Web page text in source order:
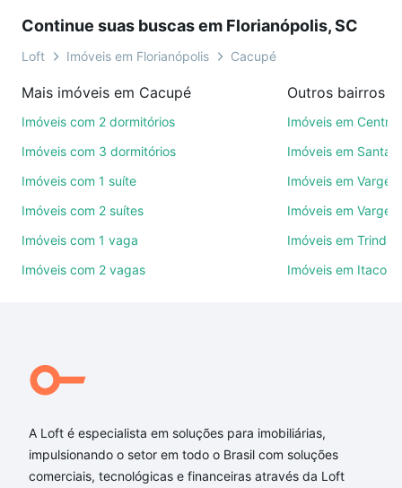
videochamada, é grátis, sem compromisso e você
ainda conta com mais de 46 mil corretores e
de imóveis.
ruas, bairros e até condomínios favoritos. Você
também pode usar os filtros como quantidade de
quartos, suítes, com ou sem vaga de garagem para
comodidades, como piscina, academia, salão de
Qual o preço de Imóveis com 2 vagas à venda em
Cacupé, Florianópolis, SC?
Aqui na Loft temos a oferta ideal para você, com
Imóveis com 2 vagas à venda em Cacupé,
Florianópolis, SC que custam a partir de R$ 0 e com
Continue suas buscas em Florianópolis, SC
Loft Imóveis em Florianópolis Cacupé
Mais imóveis em Cacupé
Imóveis com 2 dormitórios
Imóveis com 3 dormitórios
Imóveis com 1 suíte
Imóveis com 2 suítes
Imóveis com 1 vaga
Imóveis com 2 vagas
Imóveis em Centro
Imóveis em Santa
Imóveis em
Imóveis em
Imóveis em
Imóveis em
A Loft é especialista em soluções para imobiliárias,
impulsionando o setor em todo o Brasil com soluções
comerciais, tecnológicas e financeiras através da Loft